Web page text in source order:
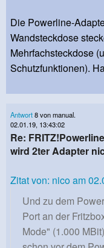
Die Powerline-
Wandsteckdose
Mehrfachsteckdose
Schutzfunktionen).
Antwort8 von manual.
02.01.19, 13:43:02
Re:
wird 2ter Adapter
Zitat von: nico am
Und zu dem
Port an der
Mode" (1.000